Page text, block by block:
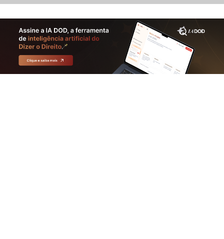
JURISPRUDÊNCIA COMENTADA
INFORMATIVOS COMENTADOS